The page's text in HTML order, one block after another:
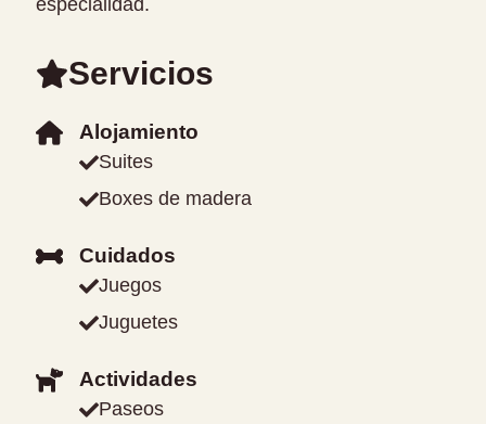
especialidad.
Servicios
Alojamiento
Suites
Boxes de madera
Cuidados
Juegos
Juguetes
Actividades
Paseos